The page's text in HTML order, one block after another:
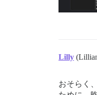
Lilly
おそらく